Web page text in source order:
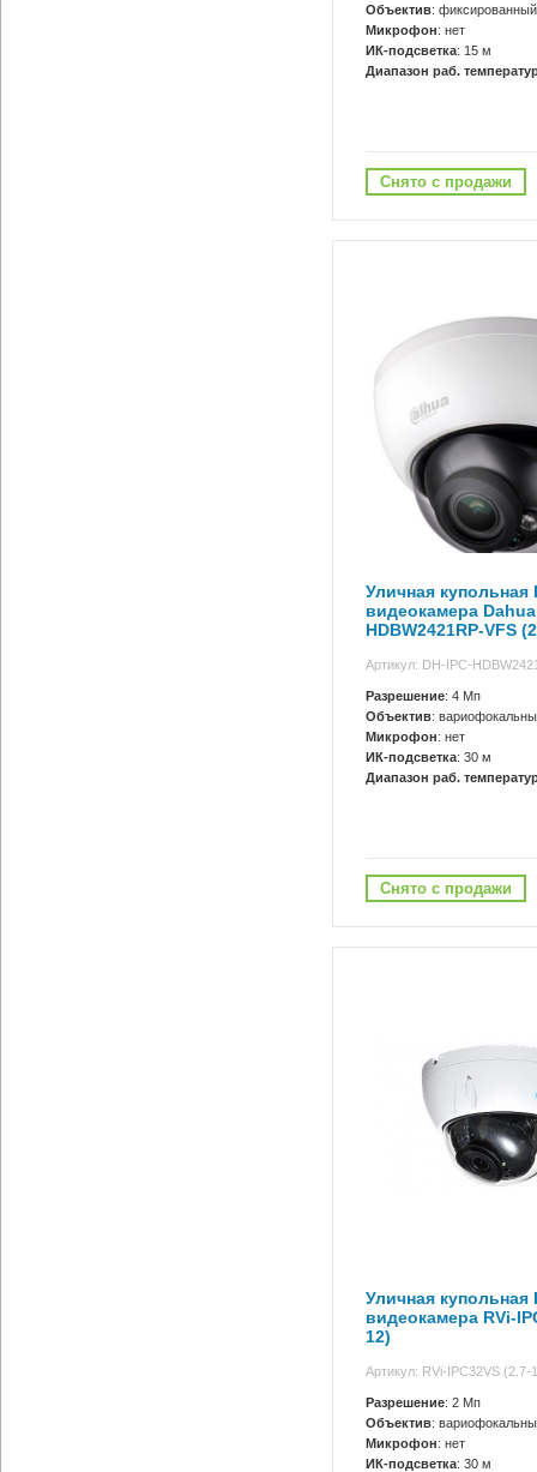
Объектив: фиксированный
Микрофон: нет
ИК-подсветка: 15 м
Диапазон раб.
Снято с продажи
Уличная купольная
видеокамера Dahua
HDBW2421RP-VFS
Артикул: DH-IPC-
Разрешение: 4 Мп
Объектив:
Микрофон: нет
ИК-подсветка: 30 м
Диапазон раб.
Снято с продажи
Уличная купольная
видеокамера RVi-
12)
Артикул: RVi-IPC32VS (2.7-
Разрешение: 2 Мп
Объектив:
Микрофон: нет
ИК-подсветка: 30 м